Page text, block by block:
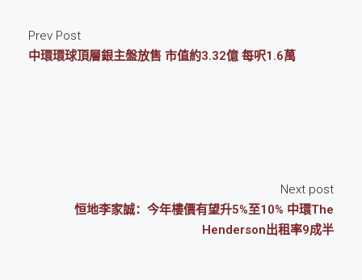
Prev Post
中環環球頂層銀主盤放售 市值約3.32億 每呎1.6萬
Next post
恒地李家誠：今年樓價有望升5%至10% 中環The
Henderson出租率9成半